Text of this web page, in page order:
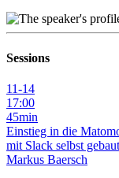
Sessions
11-14
17:00
45min
Einstieg in die
mit Slack selbst gebaut
Markus Baersch